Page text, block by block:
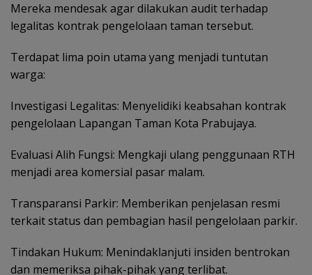
Mereka mendesak agar dilakukan audit terhadap
legalitas kontrak pengelolaan taman tersebut.
Terdapat lima poin utama yang menjadi tuntutan
warga:
Investigasi Legalitas: Menyelidiki keabsahan kontrak
pengelolaan Lapangan Taman Kota Prabujaya.
Evaluasi Alih Fungsi: Mengkaji ulang penggunaan RTH
menjadi area komersial pasar malam.
Transparansi Parkir: Memberikan penjelasan resmi
terkait status dan pembagian hasil pengelolaan parkir.
Tindakan Hukum: Menindaklanjuti insiden bentrokan
dan memeriksa pihak-pihak yang terlibat.